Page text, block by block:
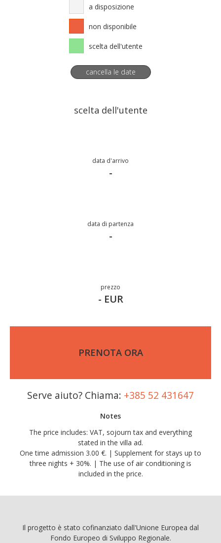
a disposizione
non disponibile
scelta dell'utente
cancella le date
scelta dell'utente
data d'arrivo
-
data di partenza
-
prezzo
- EUR
PRENOTA ORA
Serve aiuto? Chiama: +385 52 431647
Notes
The price includes: VAT, sojourn tax and everything
stated in the villa ad.
One time admission 3.00 €. | Supplement for stays up to
three nights + 30%. | The use of air conditioning is
included in the price.
Il progetto è stato cofinanziato dall'Unione Europea dal
Fondo Europeo di Sviluppo Regionale.